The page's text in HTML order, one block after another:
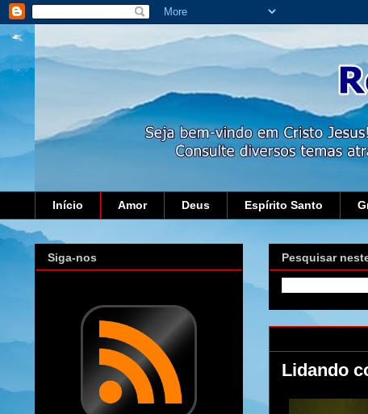
Início Amor Deus Espírito Santo
Pesquisar
Lidando
Siga-nos